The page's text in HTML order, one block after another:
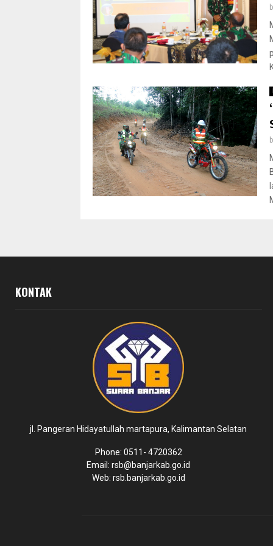
KONTAK
jl. Pangeran Hidayatullah martapura, Kalimantan Selatan
Phone: 0511- 4720362
Email: rsb@banjarkab.go.id
Web: rsb.banjarkab.go.id